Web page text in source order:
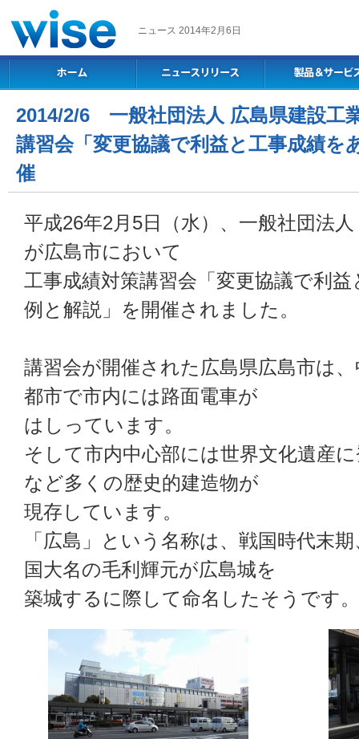
ニュース 2014年2月6日
2014/2/6 一般社団法人 広島県建設工
講習会「変更協議で利益と工事成績を
催
平成26年2月5日（水）、一般社団法
が広島市において
工事成績対策講習会「変更協議で利
例と解説」を開催されました。
講習会が開催された広島県広島市は
都市で市内には路面電車が
はしっています。
そして市内中心部には世界文化遺産
など多くの歴史的建造物が
現存しています。
「広島」という名称は、戦国時代末
国大名の毛利輝元が広島城を
築城するに際して命名したそうです。